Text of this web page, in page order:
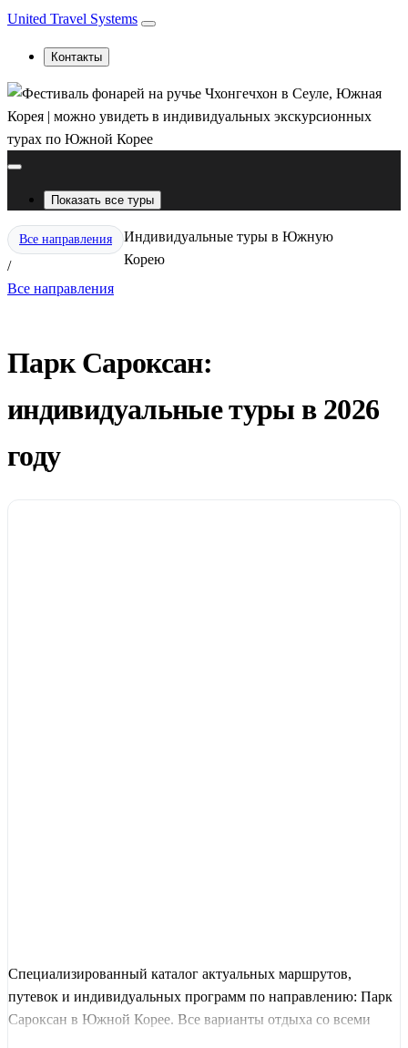
United Travel Systems
Контакты
Показать все туры
Все направления
/
Индивидуальные туры в Южную
Корею
Все направления
Парк Сароксан:
индивидуальные туры в 2026
году
Специализированный каталог актуальных маршрутов,
путевок и индивидуальных программ по направлению: Парк
Сароксан в Южной Корее. Все варианты отдыха со всеми